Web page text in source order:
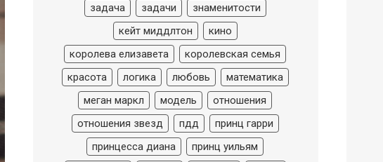
задача
задачи
знаменитости
кейт миддлтон
кино
королева елизавета
королевская семья
красота
логика любовь
математика
меган маркл
модель
отношения
отношения звезд
пдд
принц гарри
принцесса диана
принц уильям